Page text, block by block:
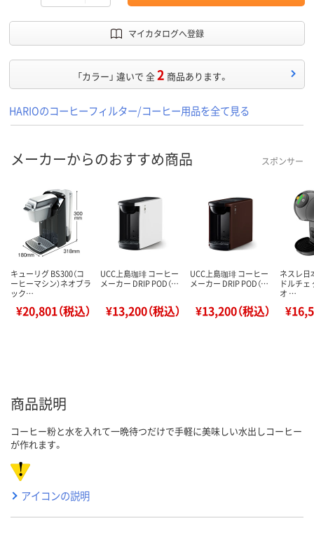
マイカタログへ登録
「カラー」 違いで 全2 商品あります。
HARIOのコーヒーフィルター/コーヒー用品を全て見る
メーカーからのおすすめ商品 スポンサー
キューリグ BS300（コ
ーヒーマシン）ネオブラ
ック…
¥20,801（税込）
UCC上島珈琲 コーヒー
メーカー DRIP POD（…
¥13,200（税込）
UCC上島珈琲 コーヒー
メーカー DRIP POD（…
¥13,200（税込）
ネスレ日
ドルチェ
オ …
商品説明
コーヒー粉と水を入れて一晩待つだけで手軽に美味しい水出しコーヒー
が作れます。
アイコンの説明